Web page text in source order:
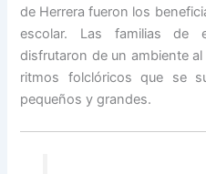
de Herrera fueron los
escolar. Las familias de
disfrutaron de un ambiente
ritmos folclóricos que se
pequeños y grandes.